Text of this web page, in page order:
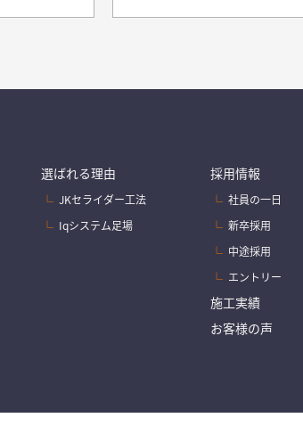
選ばれる理由
JKセライダー工法
Iqシステム足場
採用情報
社員の一日
新卒採用
中途採用
エントリー
施工実績
お客様の声